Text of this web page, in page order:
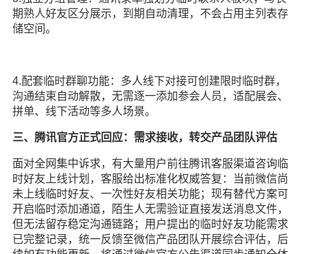
期熟人好友区分展示，到期自动清理，不会占用主列表存
储空间。
4.配套临时群聊功能：多人线下对接可创建限时临时群，
沟通结束自动解散，无需逐一添加参会人员，适配展会、
拼单、线下活动等多人场景。
三、腾讯官方正式回应：需求接收，转交产品团队评估
面对全网集中诉求，有大量用户前往腾讯客服渠道咨询临
时好友上线计划，客服给出标准化权威答复：当前微信尚
未上线临时好友、一次性好友相关功能；现有替代方案可
开启临时添加通道，陌生人无需验证直接发送消息文件，
但无法留存稳定沟通链路；用户提出的临时好友功能需求
已完整记录，统一反馈至微信产品团队开展综合评估，后